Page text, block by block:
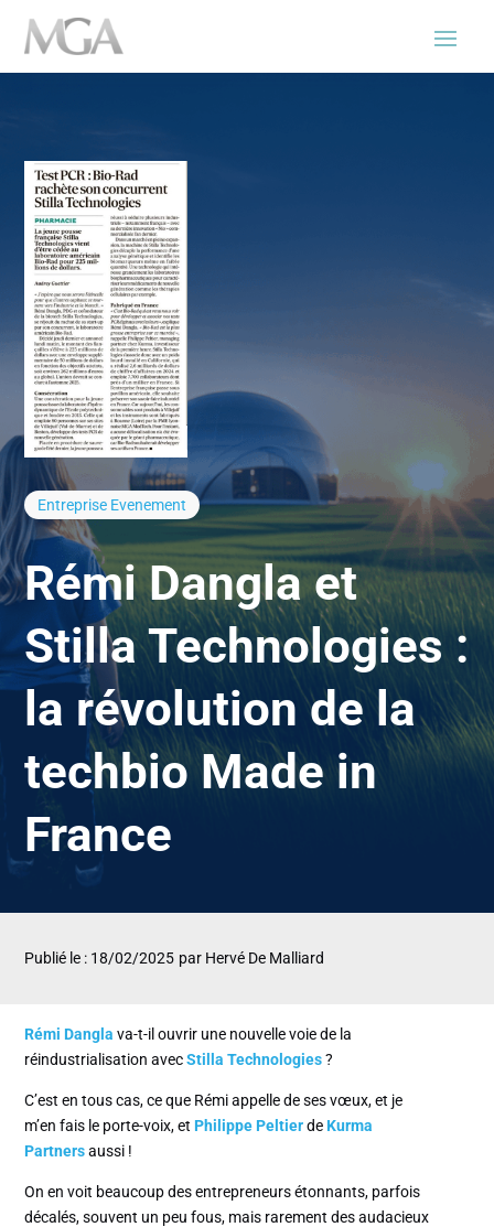
Entreprise Evenement
Rémi Dangla et
Stilla Technologies :
la révolution de la
techbio Made in
France
Publié le : 18/02/2025 par Hervé De Malliard
Rémi Dangla va-t-il ouvrir une nouvelle voie de la
réindustrialisation avecStilla Technologies?
C’est en tous cas, ce que Rémi appelle de ses vœux, et je
m’en fais le porte-voix, etPhilippe PeltierdeKurma
Partnersaussi !
On en voit beaucoup des entrepreneurs étonnants, parfois
décalés, souvent un peu fous, mais rarement des audacieux